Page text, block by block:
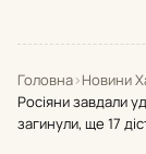
Головна›Новини
Росіяни завдали
загинули, ще 17